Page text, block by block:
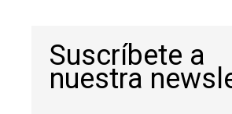
Suscríbete a
nuestra